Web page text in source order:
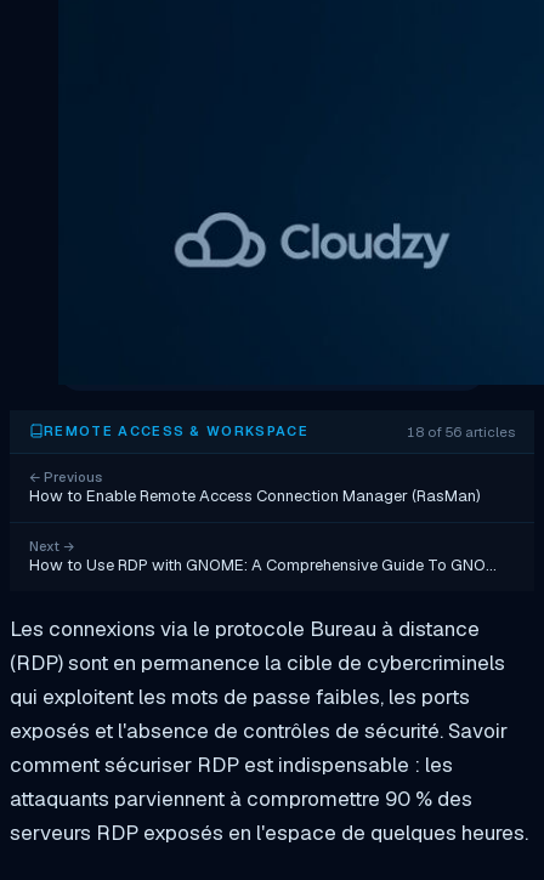
REMOTE ACCESS & WORKSPACE 18 of 56 articles
← Previous
How to Enable Remote Access Connection Manager (RasMan)
Next →
How to Use RDP with GNOME: A Comprehensive Guide To GNO…
Les connexions via le protocole Bureau à distance
(RDP) sont en permanence la cible de cybercriminels
qui exploitent les mots de passe faibles, les ports
exposés et l'absence de contrôles de sécurité. Savoir
comment sécuriser RDP est indispensable : les
attaquants parviennent à compromettre 90 % des
serveurs RDP exposés en l'espace de quelques heures.